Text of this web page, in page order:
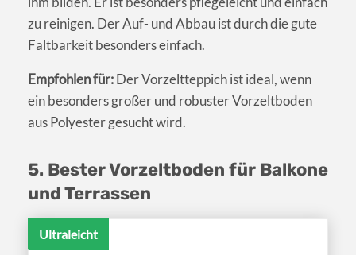
zu reinigen. Der Auf- und Abbau ist durch die gute
Faltbarkeit besonders einfach.
Empfohlen für:Der Vorzeltteppich ist ideal, wenn
ein besonders großer und robuster Vorzeltboden
aus Polyester gesucht wird.
5. Bester Vorzeltboden für Balkone
und Terrassen
Ultraleicht